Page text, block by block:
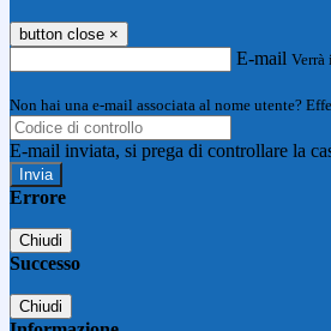
button close ×
E-mail
Non hai una e-mail associata al nome utente?
E-mail inviata, si prega di controllare la
Errore
Chiudi
Successo
Chiudi